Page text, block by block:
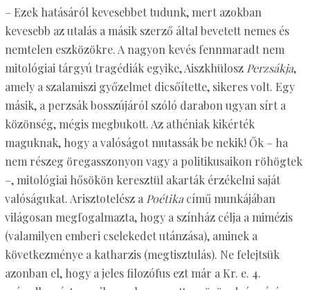
– Ezek hatásáról kevesebbet tudunk, mert azokban
kevesebb az utalás a másik szerző által bevetett nemes és
nemtelen eszközökre. A nagyon kevés fennmaradt nem
mitológiai tárgyú tragédiák egyike, Aiszkhülosz Perzsákja,
amely a szalamiszi győzelmet dicsőítette, sikeres volt. Egy
másik, a perzsák bosszújáról szóló darabon ugyan sírt a
közönség, mégis megbukott. Az athéniak kikérték
maguknak, hogy a valóságot mutassák be nekik! Ők – ha
nem részeg öregasszonyon vagy a politikusaikon röhögtek
–, mitológiai hősökön keresztül akarták érzékelni saját
valóságukat. Arisztotelész a Poétikacímű munkájában
világosan megfogalmazta, hogy a színház célja a mimézis
(valamilyen emberi cselekedet utánzása), aminek a
következménye a katharzis (megtisztulás). Ne felejtsük
azonban el, hogy a jeles filozófus ezt már a Kr. e. 4.